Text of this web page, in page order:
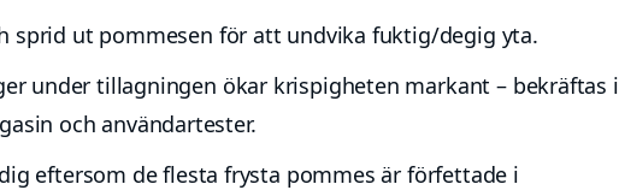
sprid ut pommesen för att undvika fuktig/degig yta.
under tillagningen ökar krispigheten markant – bekräftas i
och användartester.
eftersom de flesta frysta pommes är förfettade i